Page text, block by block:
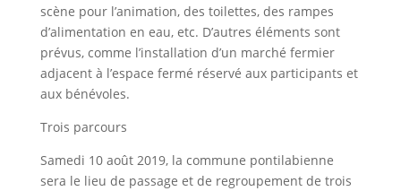
scène pour l’animation, des toilettes, des rampes
d’alimentation en eau, etc. D’autres éléments sont
prévus, comme l’installation d’un marché fermier
adjacent à l’espace fermé réservé aux participants et
aux bénévoles.
Trois parcours
Samedi 10 août 2019, la commune pontilabienne
sera le lieu de passage et de regroupement de trois